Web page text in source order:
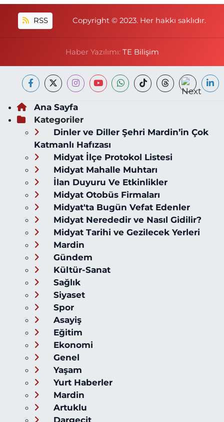
RSS Copyright © 2023. Her hakkı saklıdır.
Haber Yazılımı: TE Bilişim
Ana Sayfa
Kategoriler
Dinler ve Diller Şehri Mardin’in Çok
Katmanlı Hafızası
Midyat İlçe Protokol Listesi
Midyat Mahalle Muhtarı
İlan Duyuru Ve Etkinlikler
Midyat Otobüs Firmaları
Midyat'ta Bugün Vefat Edenler
Midyat Nerededir ve Nasıl Gidilir?
Midyat Tarihi ve Gezilecek Yerleri
Mardin
Gündem
Kültür-Sanat
Sağlık
Siyaset
Spor
Asayiş
Eğitim
Ekonomi
Genel
Yaşam
Yurt Haberler
Mardin
Artuklu
Dargeçit